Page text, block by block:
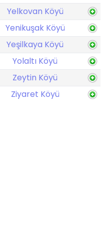
Yelkovan Köyü
Yenikuşak Köyü
Yeşilkaya Köyü
Yolaltı Köyü
Zeytin Köyü
Ziyaret Köyü